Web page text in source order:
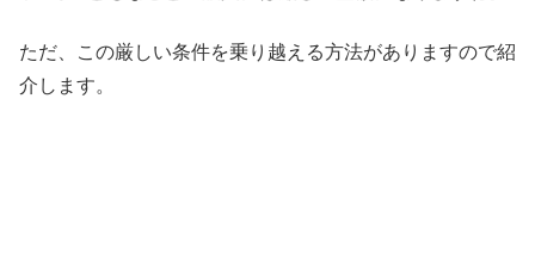
ただ、この厳しい条件を乗り越える方法がありますので紹
介します。